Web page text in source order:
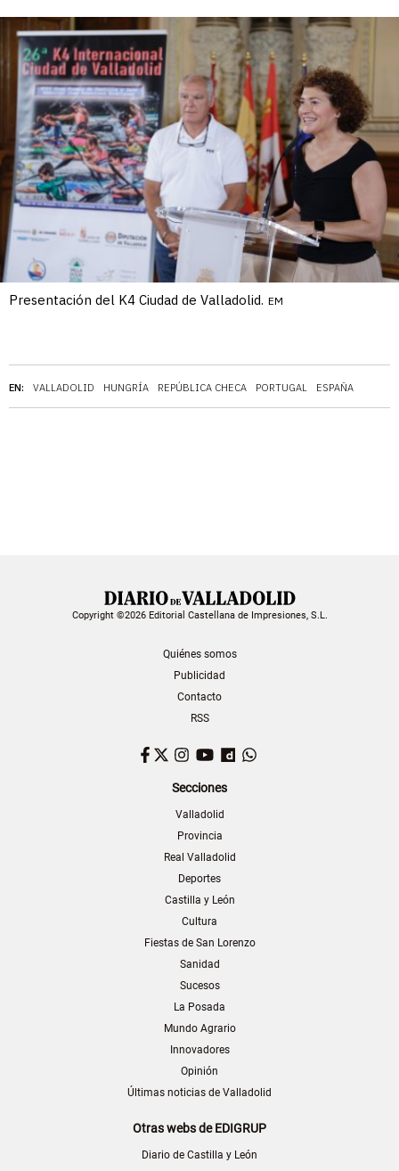
EN: VALLADOLID HUNGRÍA REPÚBLICA CHECA PORTUGAL ESPAÑA
Presentación del K4 Ciudad de Valladolid. EM
Copyright ©2026 Editorial Castellana de Impresiones, S.L.
Quiénes somos
Publicidad
Contacto
RSS
Facebook
TwitterInstagram
YouTubeDailymotion
Secciones
Valladolid
Provincia
Real Valladolid
Deportes
Castilla y León
Cultura
Fiestas de San Lorenzo
Sanidad
Sucesos
La Posada
Mundo Agrario
Innovadores
Opinión
Últimas noticias de Valladolid
Otras webs de EDIGRUP
Diario de Castilla y León